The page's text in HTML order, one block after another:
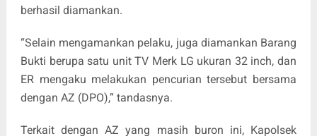
berhasil diamankan.
“Selain mengamankan pelaku, juga diamankan Barang
Bukti berupa satu unit TV Merk LG ukuran 32 inch, dan
ER mengaku melakukan pencurian tersebut bersama
dengan AZ (DPO),” tandasnya.
Terkait dengan AZ yang masih buron ini, Kapolsek